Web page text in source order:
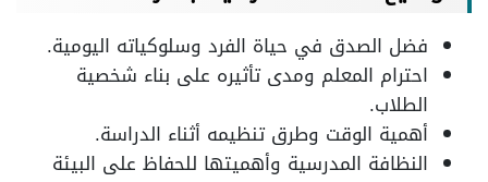
فضل الصدق في حياة الفرد وسلوكياته اليومية.
احترام المعلم ومدى تأثيره على بناء شخصية
الطلاب.
أهمية الوقت وطرق تنظيمه أثناء الدراسة.
النظافة المدرسية وأهميتها للحفاظ على البيئة